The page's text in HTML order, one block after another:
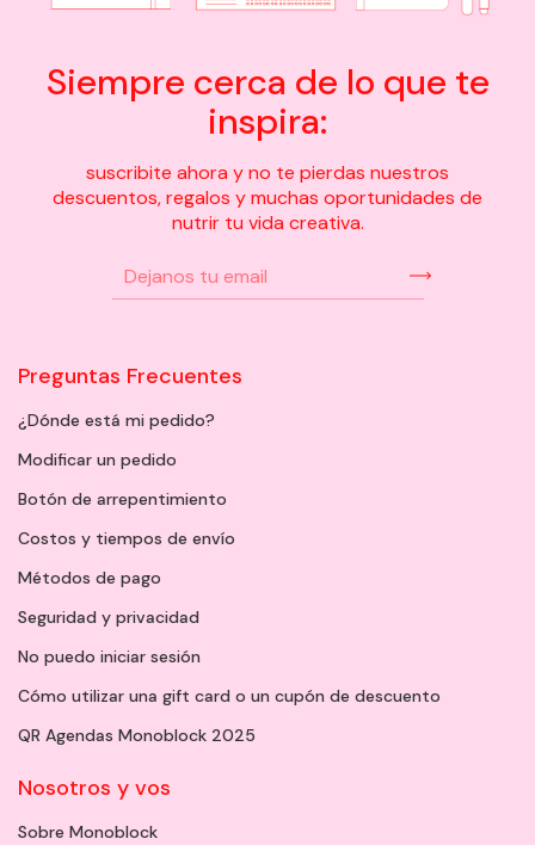
Siempre cerca de lo que te
inspira:
suscribite ahora y no te pierdas nuestros
descuentos, regalos y muchas oportunidades de
nutrir tu vida creativa.
Preguntas Frecuentes
¿Dónde está mi pedido?
Modificar un pedido
Botón de arrepentimiento
Costos y tiempos de envío
Métodos de pago
Seguridad y privacidad
No puedo iniciar sesión
Cómo utilizar una gift card o un cupón de descuento
QR Agendas Monoblock 2025
Nosotros y vos
Sobre Monoblock